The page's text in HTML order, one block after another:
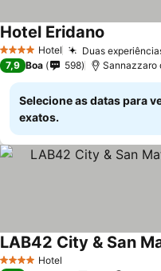
4 EstrelasHotel Duas
Hotel Eridano
7,9 Boa 598
Selecione as datas para
exatos.
4 EstrelasHotel